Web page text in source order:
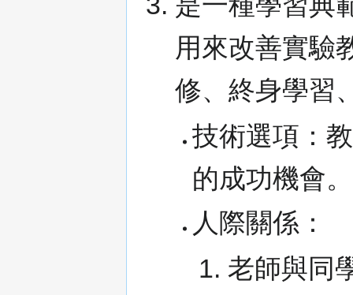
用來改善實驗
修、終身學習
技術選項：
的成功機會。
人際關係：
老師與同